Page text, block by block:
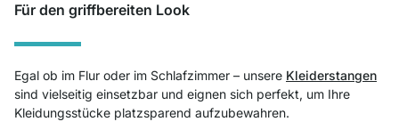
Für den griffbereiten Look
Egal ob im Flur oder im Schlafzimmer – unsere Kleiderstangen
sind vielseitig einsetzbar und eignen sich perfekt, um Ihre
Kleidungsstücke platzsparend aufzubewahren.